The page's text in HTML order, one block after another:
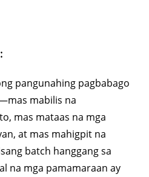
pangunahing pagbabago
mabilis na
mas mataas na mga
at mas mahigpit na
batch hanggang sa
na mga pamamaraan ay